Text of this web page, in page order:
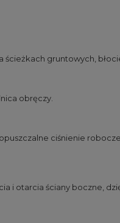
gruntowych,
obręczy.
ciśnienie
i otarcia ściany boczne,